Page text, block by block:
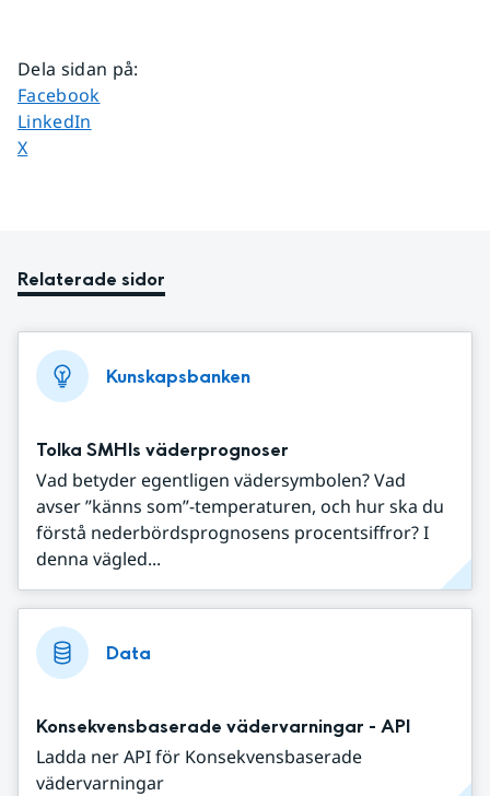
Dela sidan på:
Dela sidan på
Facebook
Dela sidan på
LinkedIn
Dela sidan på
X
Relaterade sidor
Kunskapsbanken
Tolka SMHIs väderprognoser
Vad betyder egentligen vädersymbolen? Vad
avser ”känns som”-temperaturen, och hur ska du
förstå nederbördsprognosens procentsiffror? I
denna vägled...
Data
Konsekvensbaserade vädervarningar - API
Ladda ner API för Konsekvensbaserade
vädervarningar